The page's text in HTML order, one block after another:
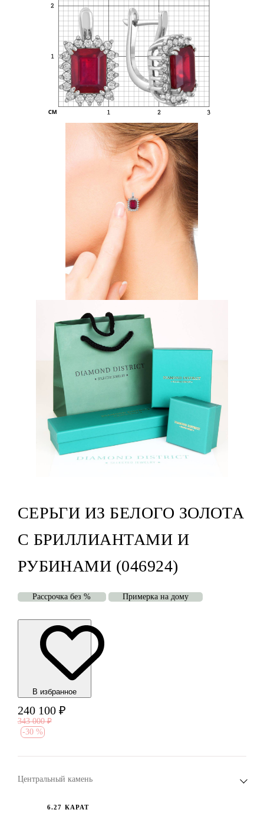
СЕРЬГИ ИЗ БЕЛОГО ЗОЛОТА
С БРИЛЛИАНТАМИ И
РУБИНАМИ (046924)
Рассрочка без % Примерка на дому
В избранноe
240 100 ₽
343 000 ₽
-30 %
Центральный камень
6.27 КАРАТ